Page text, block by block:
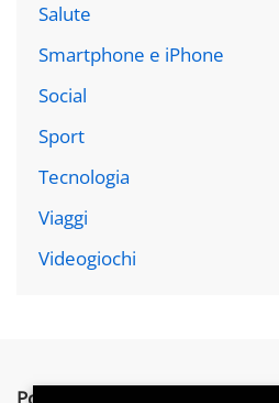
Salute
Smartphone e iPhone
Social
Sport
Tecnologia
Viaggi
Videogiochi